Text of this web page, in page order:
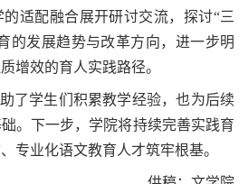
适配融合展开研讨交流，探讨“三
的发展趋势与改革方向，进一步明
增效的育人实践路径。
了学生们积累教学经验，也为后续
。下一步，学院将持续完善实践育
专业化语文教育人才筑牢根基。